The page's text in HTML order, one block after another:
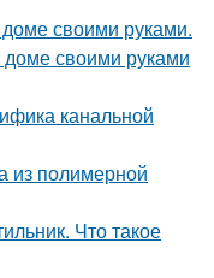
своими руками.
доме своими руками
канальной
из полимерной
Что такое